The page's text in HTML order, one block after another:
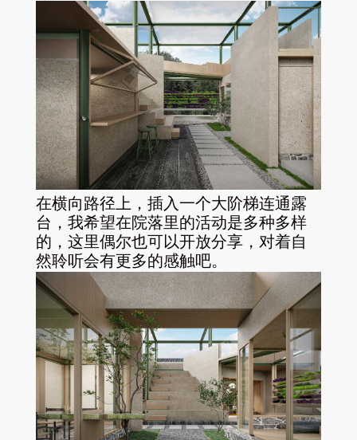
在横向路径上，插入一个大阶梯连通露
台，我希望在院落里的活动是多种多样
的，这里偶尔也可以开放分享，对着自
然聆听会有更多的感触吧。